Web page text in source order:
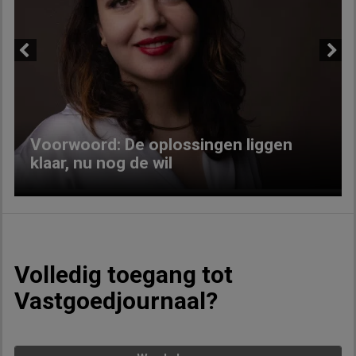
Voorwoord: De oplossingen liggen
klaar, nu nog de wil
Volledig toegang tot
Vastgoedjournaal?